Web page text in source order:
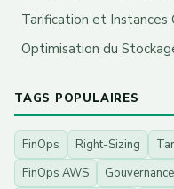
Tarification et Instances
Optimisation du
TAGS POPULAIRES
FinOps Right-Sizing
FinOps AWS